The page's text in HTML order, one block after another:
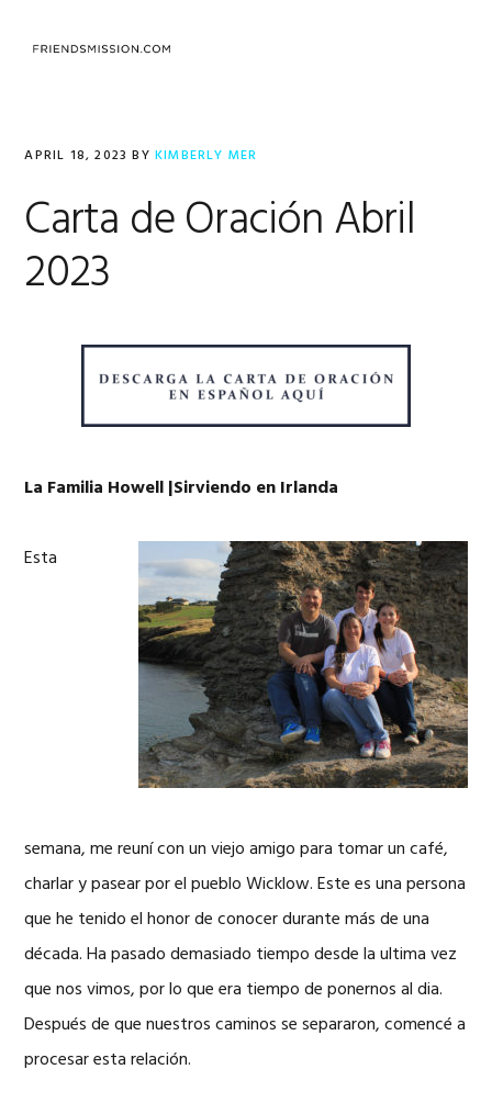
APRIL 18, 2023 BYKIMBERLY MER
Carta de Oración Abril
2023
La Familia Howell |Sirviendo en Irlanda
Esta
semana, me reuní con un viejo amigo para tomar un café,
charlar y pasear por el pueblo Wicklow. Este es una persona
que he tenido el honor de conocer durante más de una
década. Ha pasado demasiado tiempo desde la ultima vez
que nos vimos, por lo que era tiempo de ponernos al dia.
Después de que nuestros caminos se separaron, comencé a
procesar esta relación.